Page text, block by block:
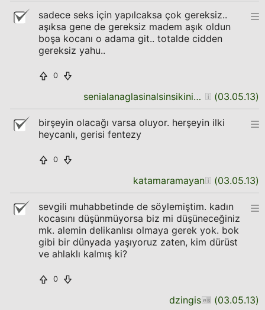
sadece seks için yapılcaksa çok gereksiz..
aşıksa gene de gereksiz madem aşık oldun
boşa kocanı o adama git.. totalde cidden
gereksiz yahu..
0
senialanaglasinalsinsikinicaliyabaglasin (03.05.13)
birşeyin olacağı varsa oluyor. herşeyin ilki
heycanlı, gerisi fentezy
0
katamaramayan (03.05.13)
sevgili muhabbetinde de söylemiştim. kadın
kocasını düşünmüyorsa biz mi düşüneceğiniz
mk. alemin delikanlısı olmaya gerek yok. bok
gibi bir dünyada yaşıyoruz zaten, kim dürüst
ve ahlaklı kalmış ki?
0
dzingis (03.05.13)